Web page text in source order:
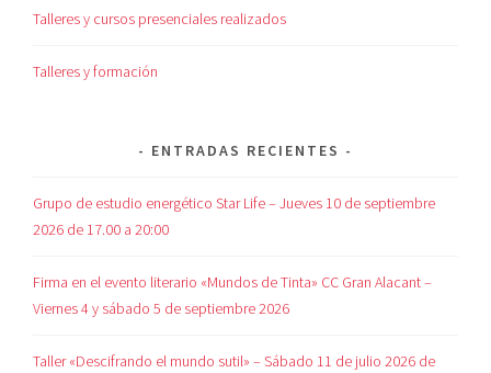
Talleres y cursos presenciales realizados
Talleres y formación
ENTRADAS RECIENTES
Grupo de estudio energético Star Life – Jueves 10 de septiembre
2026 de 17.00 a 20:00
Firma en el evento literario «Mundos de Tinta» CC Gran Alacant –
Viernes 4 y sábado 5 de septiembre 2026
Taller «Descifrando el mundo sutil» – Sábado 11 de julio 2026 de